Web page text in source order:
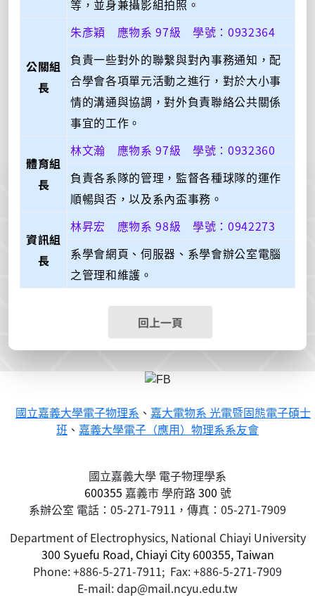
等，並身兼攝影組拍照。
公關組
長
朱彥穎 應物系 97級 學號：0932364
負責一些對外的聯繫與對內事務通知，配
合學會各項單元活動之進行，對於大小事
情的溝通與協調，對外負責聯絡公共關係
事宜的工作。
體育組
長
林文瀚 應物系 97級 學號：0932360
負責各系隊的管理，監督各種球隊的運作
順暢與否，以及系內盃事務。
資訊組
長
林昇宏 應物系 98級 學號：0942273
系學會網頁、伺服器、系學會辦公室電腦
之管理和維護。
回上一頁
國立嘉義大學電子物理系 、 嘉大電物系 光電暨固態電子碩士
班 、 嘉義大學電子（應用）物理系系友會
國立嘉義大學 電子物理學系
600355 嘉義市學府路300 號
系辦公室 電話：05-271-7911，傳真：05-271-7909
Department of Electrophysics, National Chiayi University
300 Syuefu Road, Chiayi City 600355, Taiwan
Phone: +886-5-271-7911; Fax: +886-5-271-7909
E-mail: dap@mail.ncyu.edu.tw